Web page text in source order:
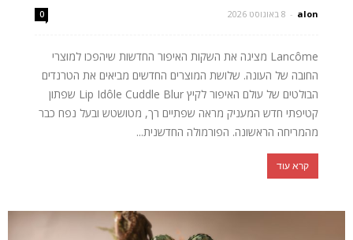
alon
- 8 באוגוסט 2026 0
Lancôme מציגה את השקות האיפור החדשות שיהפכו למוצרי
החובה של העונה. שלושת המוצרים החדשים מביאים את הטרנדים
הבולטים של עולם האיפור לקיץ Lip Idôle Cuddle Blur שפתון
קטיפתי חדש המעניק מראה שפתיים רך, מטושטש ובעל נפח כבר
מהמריחה הראשונה. הפורמולה החדשנית...
קרא עוד